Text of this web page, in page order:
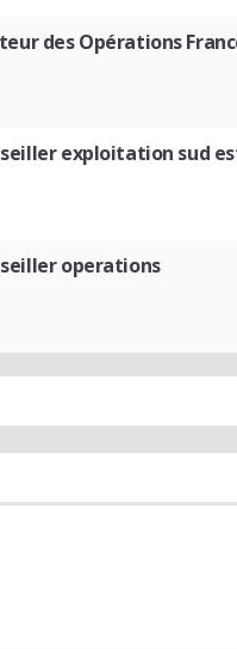
des Opérations
exploitation sud
operations